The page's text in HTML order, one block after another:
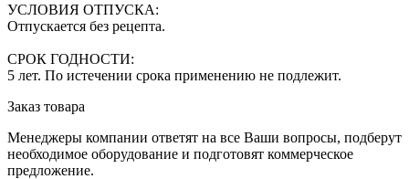
УСЛОВИЯ ОТПУСКА:
Отпускается без рецепта.
СРОК ГОДНОСТИ:
5 лет. По истечении срока применению не подлежит.
Заказ товара
Менеджеры компании ответят на все Ваши вопросы, подберут
необходимое оборудование и подготовят коммерческое
предложение.